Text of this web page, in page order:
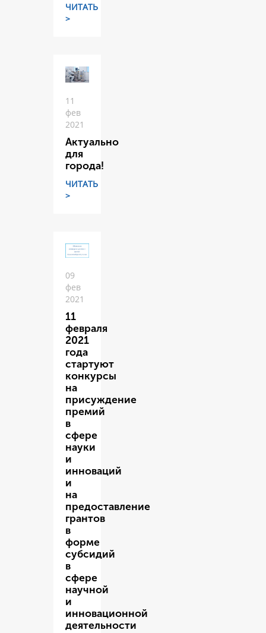
ЧИТАТЬ
>
11
фев
2021
Актуально
для
города!
ЧИТАТЬ
>
09
фев
2021
11
февраля
2021
года
стартуют
конкурсы
на
присуждение
премий
в
сфере
науки
и
инноваций
и
на
предоставление
грантов
в
форме
субсидий
в
сфере
научной
и
инновационной
деятельности